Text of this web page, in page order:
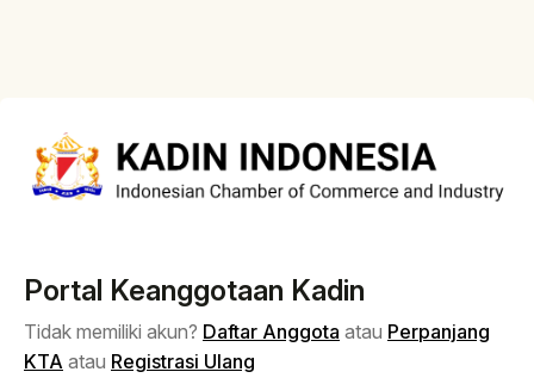
Portal Keanggotaan Kadin
Tidak memiliki akun? Daftar Anggota atau Perpanjang
KTA atau Registrasi Ulang